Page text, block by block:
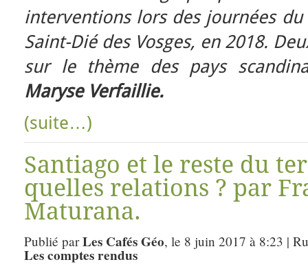
interventions lors des journées
Saint-Dié des Vosges, en 2018.
sur le thème des pays
Maryse Verfaillie.
(suite…)
Santiago et le reste du
quelles relations ? par
Maturana.
Publié parLes Cafés Géo, le 8 juin 2017 à 8:23 |
Les comptes rendus